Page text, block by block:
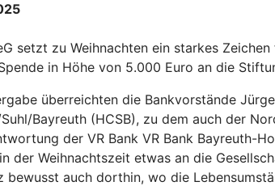
setzt zu Weihnachten ein starkes
in Höhe von 5.000 Euro an die
überreichten die Bankvorstände
Bayreuth (HCSB), zu dem auch der
der VR Bank VR Bank Bayreuth-
der Weihnachtszeit etwas an die
bewusst auch dorthin, wo die